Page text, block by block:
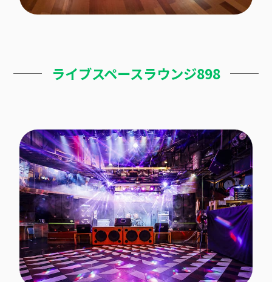
ライブスペースラウンジ898